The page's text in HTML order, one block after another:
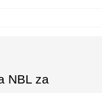
NBL za